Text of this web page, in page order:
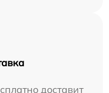
доставит